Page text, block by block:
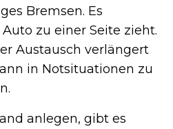
Bremsen. Es
zu einer Seite zieht.
Austausch verlängert
in Notsituationen zu
anlegen, gibt es